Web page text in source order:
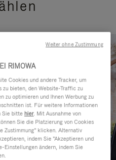
RIMOWA
Cookies und andere Tracker, um
bieten, den Website-Traffic zu
zu optimieren und Ihnen Werbung zu
ist. Für weitere Informationen
Sie bitte hier. Mit Ausnahme von
Sie die Platzierung von Cookies
Zustimmung" klicken. Alternativ
indem Sie "Akzeptieren und
Einstellungen ändern, indem Sie
Weiter ohne Zustimmung